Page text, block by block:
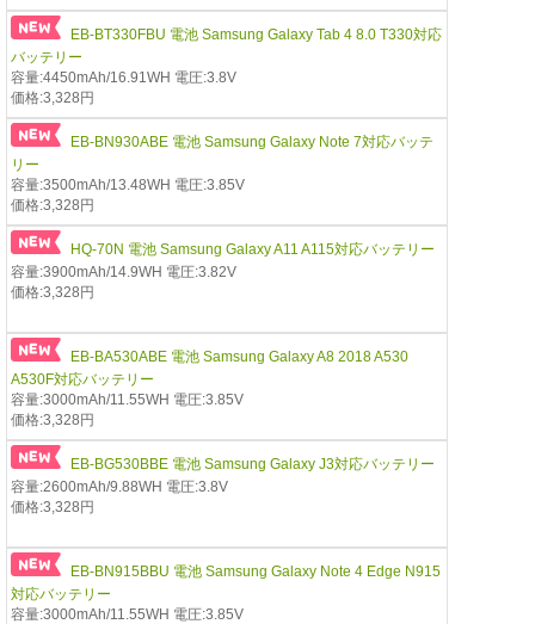
EB-BT330FBU 電池 Samsung Galaxy Tab 4 8.0 T330対応
バッテリー
容量:4450mAh/16.91WH 電圧:3.8V
価格:3,328円
EB-BN930ABE 電池 Samsung Galaxy Note 7対応バッテ
リー
容量:3500mAh/13.48WH 電圧:3.85V
価格:3,328円
HQ-70N 電池 Samsung Galaxy A11 A115対応バッテリー
容量:3900mAh/14.9WH 電圧:3.82V
価格:3,328円
EB-BA530ABE 電池 Samsung Galaxy A8 2018 A530
A530F対応バッテリー
容量:3000mAh/11.55WH 電圧:3.85V
価格:3,328円
EB-BG530BBE 電池 Samsung Galaxy J3対応バッテリー
容量:2600mAh/9.88WH 電圧:3.8V
価格:3,328円
EB-BN915BBU 電池 Samsung Galaxy Note 4 Edge N915
対応バッテリー
容量:3000mAh/11.55WH 電圧:3.85V